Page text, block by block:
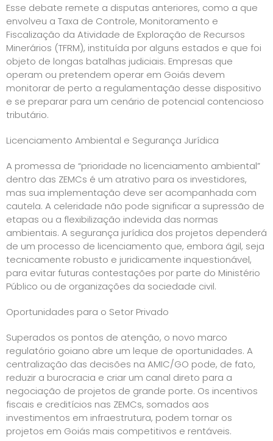
Esse debate remete a disputas anteriores, como a que
envolveu a Taxa de Controle, Monitoramento e
Fiscalização da Atividade de Exploração de Recursos
Minerários (TFRM), instituída por alguns estados e que foi
objeto de longas batalhas judiciais. Empresas que
operam ou pretendem operar em Goiás devem
monitorar de perto a regulamentação desse dispositivo
e se preparar para um cenário de potencial contencioso
tributário.
Licenciamento Ambiental e Segurança Jurídica
A promessa de “prioridade no licenciamento ambiental”
dentro das ZEMCs é um atrativo para os investidores,
mas sua implementação deve ser acompanhada com
cautela. A celeridade não pode significar a supressão de
etapas ou a flexibilização indevida das normas
ambientais. A segurança jurídica dos projetos dependerá
de um processo de licenciamento que, embora ágil, seja
tecnicamente robusto e juridicamente inquestionável,
para evitar futuras contestações por parte do Ministério
Público ou de organizações da sociedade civil.
Oportunidades para o Setor Privado
Superados os pontos de atenção, o novo marco
regulatório goiano abre um leque de oportunidades. A
centralização das decisões na AMIC/GO pode, de fato,
reduzir a burocracia e criar um canal direto para a
negociação de projetos de grande porte. Os incentivos
fiscais e creditícios nas ZEMCs, somados aos
investimentos em infraestrutura, podem tornar os
projetos em Goiás mais competitivos e rentáveis.